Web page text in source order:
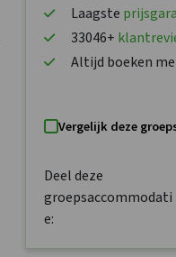
Laagste
33046+
Altijd boeken
Vergelijk deze
Deel deze
groepsaccommodati
e: